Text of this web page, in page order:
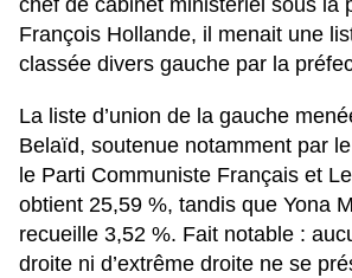
chef de cabinet ministériel sous la
François Hollande, il menait une
classée divers gauche par la
La liste d’union de la gauche
Belaïd, soutenue notamment par le
le Parti Communiste Français et
obtient 25,59 %, tandis que Yona
recueille 3,52 %. Fait notable :
droite ni d’extrême droite ne se